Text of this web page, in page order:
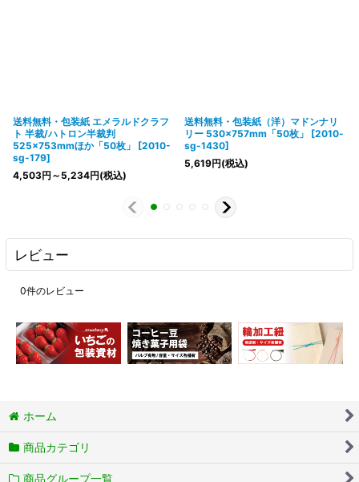
送料無料・包装紙 エメラルドクラフ
ト 半裁/ハトロン半裁判
525×753mmほか「50枚」
[2010-
sg-179]
4,503円 ～5,234円(税込)
送料無料・包装紙（洋）マドンナリ
リー 530×757mm「50枚」
[2010-
sg-1430]
5,619円(税込)
レビュー
0件のレビュー
ホーム
商品カテゴリ
商品グループ一覧